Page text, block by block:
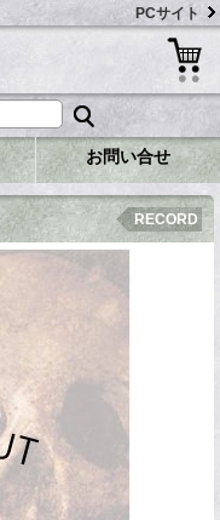
PCサイト
お問い合せ
RECORD